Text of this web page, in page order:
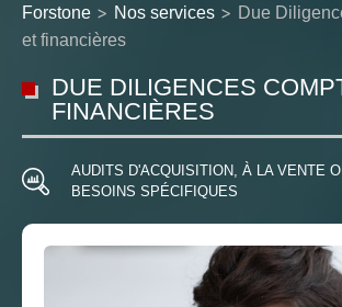
Forstone > Nos services > Due
et financières
DUE DILIGENCES
FINANCIÈRES
AUDITS D'ACQUISITION, À LA VENTE
BESOINS SPÉCIFIQUES